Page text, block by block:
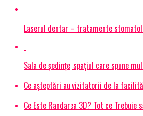
Laserul dentar – tratamente
Sala de ședințe, spațiul care spune
Ce așteptări au vizitatorii de la
Ce Este Randarea 3D? Tot ce Trebuie